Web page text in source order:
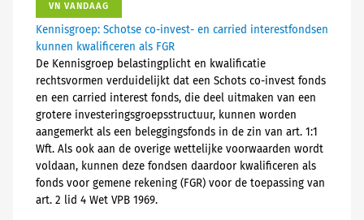
VN VANDAAG
Kennisgroep: Schotse co-invest- en carried interestfondsen
kunnen kwalificeren als FGR
De Kennisgroep belastingplicht en kwalificatie
rechtsvormen verduidelijkt dat een Schots co-invest fonds
en een carried interest fonds, die deel uitmaken van een
grotere investeringsgroepsstructuur, kunnen worden
aangemerkt als een beleggingsfonds in de zin van art. 1:1
Wft. Als ook aan de overige wettelijke voorwaarden wordt
voldaan, kunnen deze fondsen daardoor kwalificeren als
fonds voor gemene rekening (FGR) voor de toepassing van
art. 2 lid 4 Wet VPB 1969.